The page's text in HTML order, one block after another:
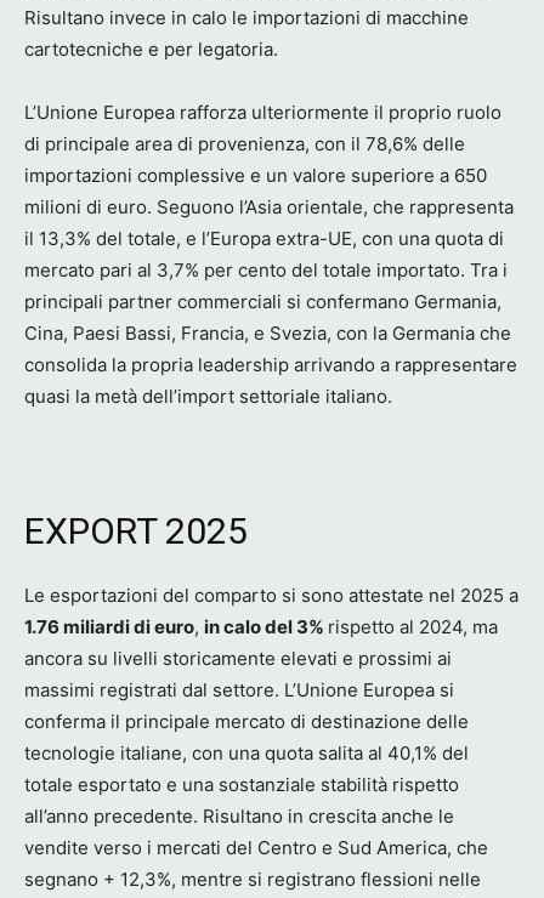
Risultano invece in calo le importazioni di macchine
cartotecniche e per legatoria.
L’Unione Europea rafforza ulteriormente il proprio ruolo
di principale area di provenienza, con il 78,6% delle
importazioni complessive e un valore superiore a 650
milioni di euro. Seguono l’Asia orientale, che rappresenta
il 13,3% del totale, e l’Europa extra-UE, con una quota di
mercato pari al 3,7% per cento del totale importato. Tra i
principali partner commerciali si confermano Germania,
Cina, Paesi Bassi, Francia, e Svezia, con la Germania che
consolida la propria leadership arrivando a rappresentare
quasi la metà dell’import settoriale italiano.
EXPORT 2025
Le esportazioni del comparto si sono attestate nel 2025 a
1.76 miliardi di euro, in calo del 3% rispetto al 2024, ma
ancora su livelli storicamente elevati e prossimi ai
massimi registrati dal settore. L’Unione Europea si
conferma il principale mercato di destinazione delle
tecnologie italiane, con una quota salita al 40,1% del
totale esportato e una sostanziale stabilità rispetto
all’anno precedente. Risultano in crescita anche le
vendite verso i mercati del Centro e Sud America, che
segnano + 12,3%, mentre si registrano flessioni nelle